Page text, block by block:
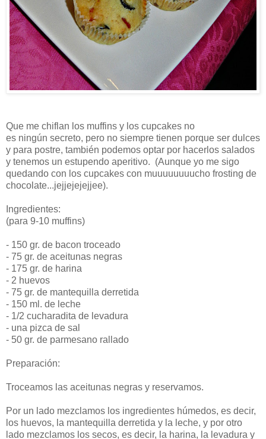
Que me chiflan los muffins y los cupcakes no
es ningún secreto, pero no siempre tienen porque ser dulces
y para postre, también podemos optar por hacerlos salados
y tenemos un estupendo aperitivo. (Aunque yo me sigo
quedando con los cupcakes con muuuuuuuucho frosting de
chocolate...jejjejejejjee).
Ingredientes:
(para 9-10 muffins)
- 150 gr. de bacon troceado
- 75 gr. de aceitunas negras
- 175 gr. de harina
- 2 huevos
- 75 gr. de mantequilla derretida
- 150 ml. de leche
- 1/2 cucharadita de levadura
- una pizca de sal
- 50 gr. de parmesano rallado
Preparación:
Troceamos las aceitunas negras y reservamos.
Por un lado mezclamos los ingredientes húmedos, es decir,
los huevos, la mantequilla derretida y la leche, y por otro
lado mezclamos los secos, es decir, la harina, la levadura y